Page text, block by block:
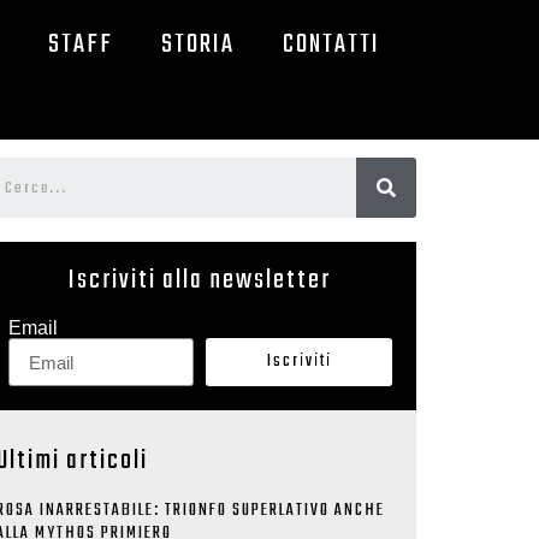
STAFF STORIA CONTATTI
Iscriviti alla newsletter
Email
Iscriviti
articoli
INARRESTABILE: TRIONFO SUPERLATIVO ANCHE